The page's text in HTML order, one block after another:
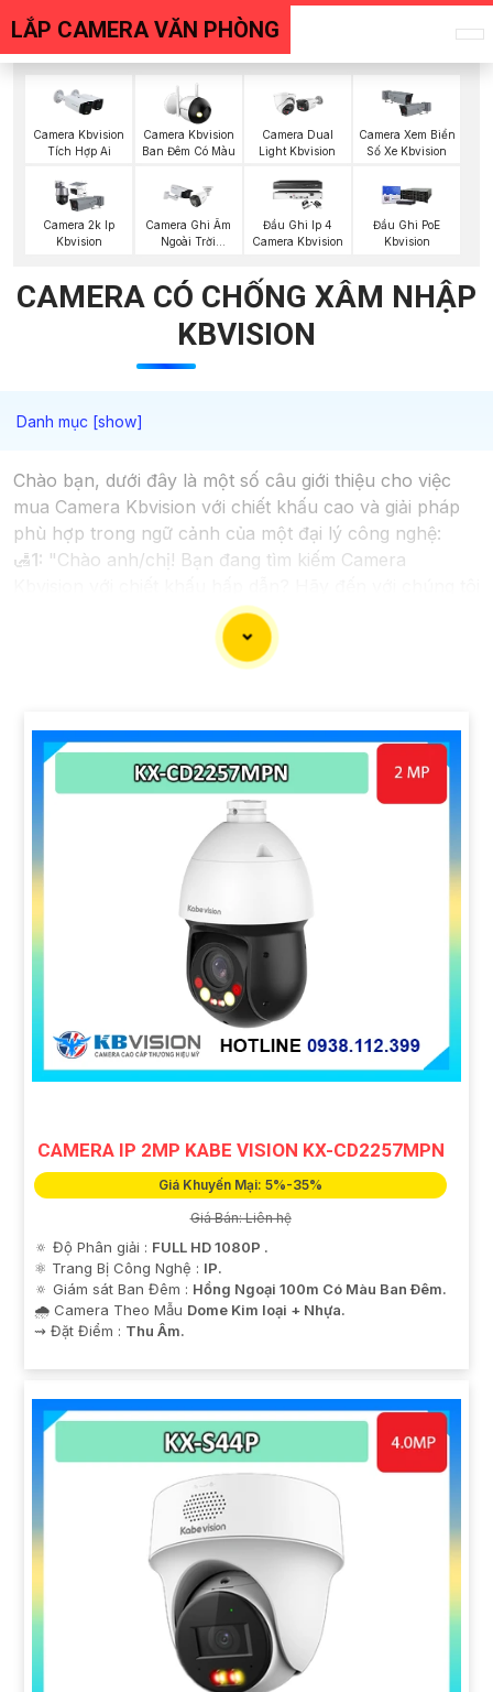
LẮP CAMERA VĂN PHÒNG
Camera Kbvision
Tích Hợp Ai
Camera Kbvision
Ban Đêm Có Màu
Camera Dual
Light Kbvision
Camera Xem Biển
Số Xe Kbvision
Camera 2k Ip
Kbvision
Camera Ghi Âm
Ngoài Trời
Đầu Ghi Ip 4
Camera Kbvision
Đầu Ghi PoE
Kbvision
CAMERA CÓ CHỐNG XÂM NHẬP
KBVISION
Chào bạn, dưới đây là một số câu giới thiệu cho việc
mua Camera Kbvision với chiết khấu cao và giải pháp
phù hợp trong ngữ cảnh của một đại lý công nghệ:
🛃1: "Chào anh/chị! Bạn đang tìm kiếm Camera
để nhận ưu đãi đặc biệt và được tư vấn về giải pháp
chính xác nhất cho nhu cầu an ninh của bạn!"
"Bạn muốn mua Camera Kbvision với giá ưu đãi
nghiệm!"
3:
"Chúng tôi cam kết cung cấp Camera Kbvision
chính hãng với chiết khấu cao nhất trên thị trường.
Hãy đến với chúng tôi để trải nghiệm dịch vụ tốt nhất
và nhận được sự tư vấn chuyên nghiệp về giải pháp an
ninh cần thiết!"
Hy vọng những câu giới thiệu trên sẽ giúp bạn thành
công trong việc tiếp cận khách hàng và tăng cơ hội
bán hàng của bạn. Nếu có bất kỳ yêu cầu hay câu hỏi
nào khác, bạn có thể chia sẻ để tôi hỗ trợ bạn tốt hơn!
CAMERA IP 2MP KABE VISION KX-CD2257MPN
Giá Khuyến Mại: 5%-35%
Giá Bán: Liên hệ
🔅 Độ Phân giải : FULL HD 1080P .
⚛️ Trang Bị Công Nghệ : IP.
🔅 Giám sát Ban Đêm : Hồng Ngoại 100m Có Màu Ban Ðêm.
🌧️ Camera Theo Mẫu Dome Kim loại + Nhựa.
️⇝ Đặt Điểm : Thu Âm.